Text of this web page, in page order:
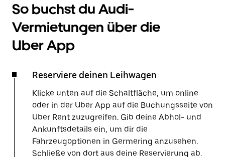
So buchst du Audi-
Vermietungen über die
Uber App
Reserviere deinen Leihwagen
Klicke unten auf die Schaltfläche, um online
oder in der Uber App auf die Buchungsseite von
Uber Rent zuzugreifen. Gib deine Abhol- und
Ankunftsdetails ein, um dir die
Fahrzeugoptionen in Germering anzusehen.
Schließe von dort aus deine Reservierung ab.